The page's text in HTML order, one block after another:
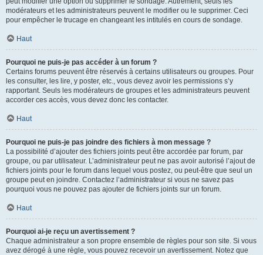
modérateurs et les administrateurs peuvent le modifier ou le supprimer. Ceci
pour empêcher le trucage en changeant les intitulés en cours de sondage.
Haut
Pourquoi ne puis-je pas accéder à un forum ?
Certains forums peuvent être réservés à certains utilisateurs ou groupes. Pour
les consulter, les lire, y poster, etc., vous devez avoir les permissions s’y
rapportant. Seuls les modérateurs de groupes et les administrateurs peuvent
accorder ces accès, vous devez donc les contacter.
Haut
Pourquoi ne puis-je pas joindre des fichiers à mon message ?
La possibilité d’ajouter des fichiers joints peut être accordée par forum, par
groupe, ou par utilisateur. L’administrateur peut ne pas avoir autorisé l’ajout de
fichiers joints pour le forum dans lequel vous postez, ou peut-être que seul un
groupe peut en joindre. Contactez l’administrateur si vous ne savez pas
pourquoi vous ne pouvez pas ajouter de fichiers joints sur un forum.
Haut
Pourquoi ai-je reçu un avertissement ?
Chaque administrateur a son propre ensemble de règles pour son site. Si vous
avez dérogé à une règle, vous pouvez recevoir un avertissement. Notez que